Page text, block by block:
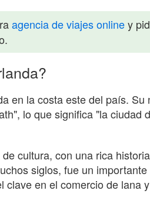
agencia de viajes onliney
en la costa este del país. Su
lo que significa "la ciudad
cultura, con una rica
siglos, fue un importante
clave en el comercio de lana